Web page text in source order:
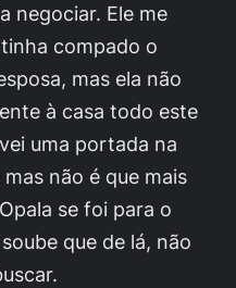
negociar. Ele me
compado o
mas ela não
à casa todo este
uma portada na
não é que mais
se foi para o
que de lá, não